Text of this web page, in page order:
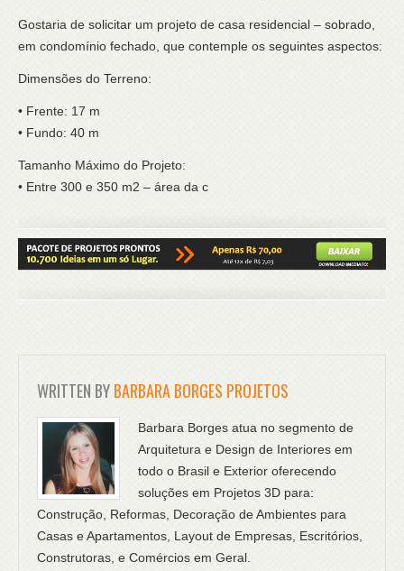
Gostaria de solicitar um projeto de casa residencial – sobrado,
em condomínio fechado, que contemple os seguintes aspectos:
Dimensões do Terreno:
• Frente: 17 m
• Fundo: 40 m
Tamanho Máximo do Projeto:
• Entre 300 e 350 m2 – área da c
WRITTEN BYBARBARA BORGES PROJETOS
Barbara Borges atua no segmento de
Arquitetura e Design de Interiores em
todo o Brasil e Exterior oferecendo
soluções em Projetos 3D para:
Construção, Reformas, Decoração de Ambientes para
Casas e Apartamentos, Layout de Empresas, Escritórios,
Construtoras, e Comércios em Geral.